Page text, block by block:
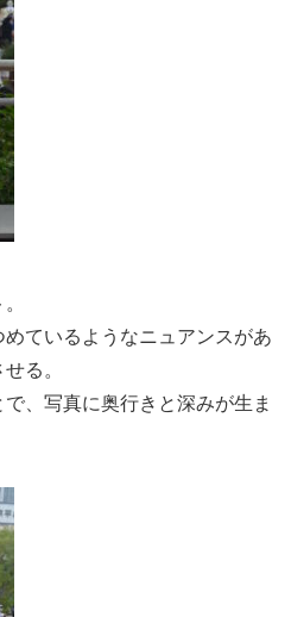
ているようなニュアンスがあ
る。
、写真に奥行きと深みが生ま